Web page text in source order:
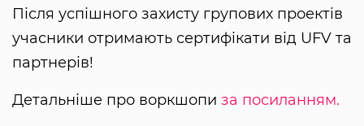
Після успішного захисту групових проектів
учасники отримають сертифікати від UFV та
партнерів!
Детальніше про воркшопи за посиланням.